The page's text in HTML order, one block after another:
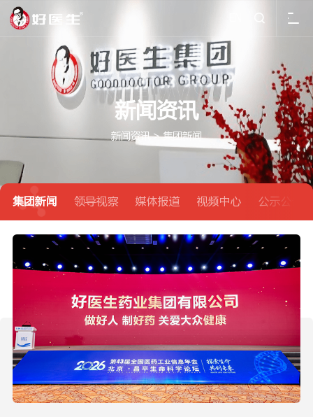

新闻资讯
新闻资讯>集团新闻
集团新闻 领导视察 媒体报道 视频中心 公示公告